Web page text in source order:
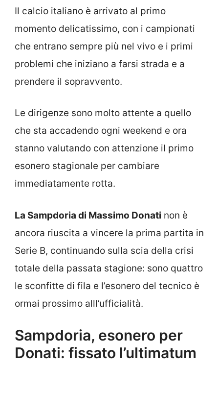
Il calcio italiano è arrivato al primo
momento delicatissimo, con i campionati
che entrano sempre più nel vivo e i primi
problemi che iniziano a farsi strada e a
prendere il sopravvento.
Le dirigenze sono molto attente a quello
che sta accadendo ogni weekend e ora
stanno valutando con attenzione il primo
esonero stagionale per cambiare
immediatamente rotta.
La Sampdoria di Massimo Donati non è
ancora riuscita a vincere la prima partita in
Serie B, continuando sulla scia della crisi
totale della passata stagione: sono quattro
le sconfitte di fila e l’esonero del tecnico è
ormai prossimo alll’ufficialità.
Sampdoria, esonero per
Donati: fissato l’ultimatum